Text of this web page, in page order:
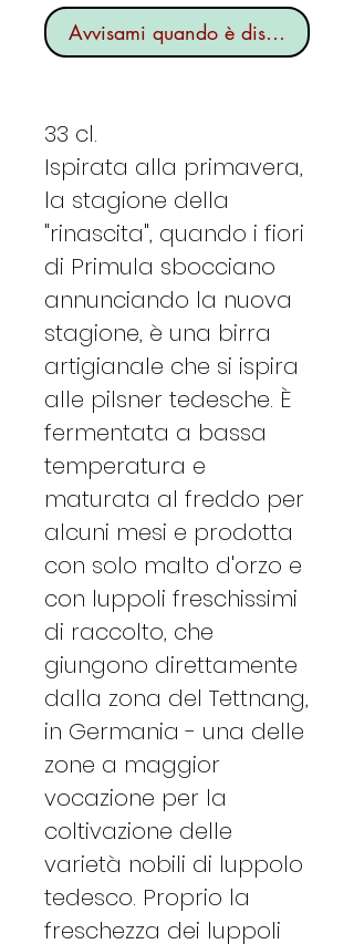
Avvisami quando è disponibile
33 cl.
Ispirata alla primavera,
la stagione della
"rinascita", quando i fiori
di Primula sbocciano
annunciando la nuova
stagione, è una birra
artigianale che si ispira
alle pilsner tedesche. È
fermentata a bassa
temperatura e
maturata al freddo per
alcuni mesi e prodotta
con solo malto d'orzo e
con luppoli freschissimi
di raccolto, che
giungono direttamente
dalla zona del Tettnang,
in Germania - una delle
zone a maggior
vocazione per la
coltivazione delle
varietà nobili di luppolo
tedesco. Proprio la
freschezza dei luppoli